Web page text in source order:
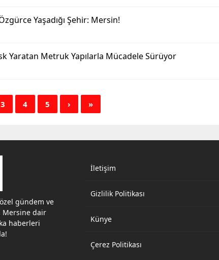
Yaşadığı Şehir: Mersin!
Yaratan Metruk Yapılarla Mücadele Sürüyor
3 4 5 › »
gündem ve
Mersine dair
haberleri
İletişim
Gizlilik Politikası
Künye
Çerez Politikası